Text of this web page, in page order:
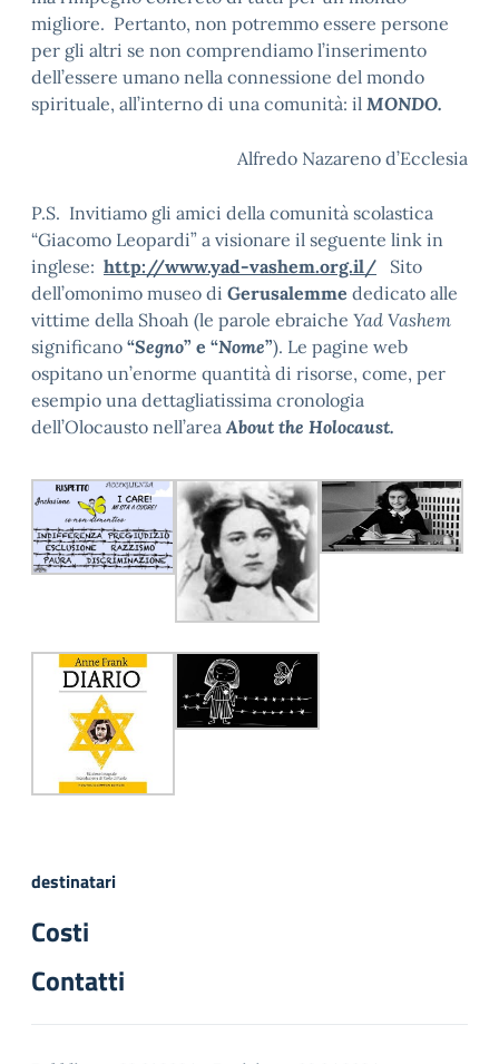
migliore. Pertanto, non potremmo essere persone
per gli altri se non comprendiamo l’inserimento
dell’essere umano nella connessione del mondo
spirituale, all’interno di una comunità: il MONDO.
Alfredo Nazareno d’Ecclesia
P.S. Invitiamo gli amici della comunità scolastica
“Giacomo Leopardi” a visionare il seguente link in
inglese: http://www.yad-vashem.org.il/ Sito
dell’omonimo museo di Gerusalemme dedicato alle
vittime della Shoah (le parole ebraiche Yad Vashem
significano “Segno” e “Nome”). Le pagine web
ospitano un’enorme quantità di risorse, come, per
esempio una dettagliatissima cronologia
dell’Olocausto nell’areaAbout the Holocaust.
destinatari
Costi
Contatti